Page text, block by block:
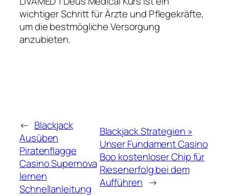
wichtiger Schritt für Ärzte und Pflegekräfte,
um die bestmögliche Versorgung
anzubieten.
← Blackjack
Ausüben
Piratenflagge
Casino Supernova
lernen
Schnellanleitung
Blackjack Strategien »
Unser Fundament Casino
Boo kostenloser Chip für
Riesenerfolg bei dem
Aufführen →